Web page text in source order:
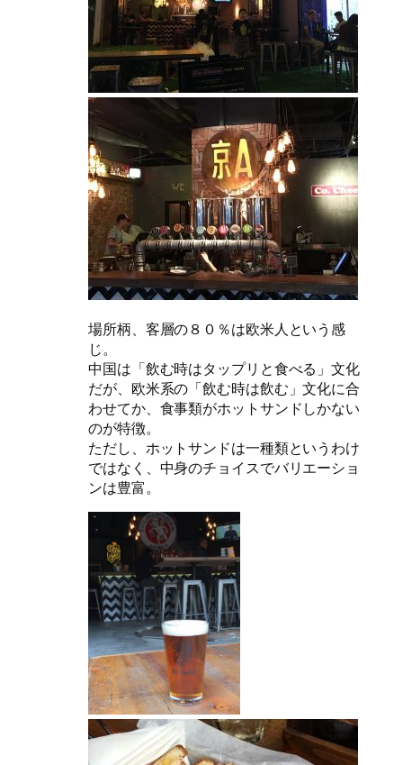
場所柄、客層の８０％は欧米人という感
じ。
中国は「飲む時はタップリと食べる」文化
だが、欧米系の「飲む時は飲む」文化に合
わせてか、食事類がホットサンドしかない
のが特徴。
ただし、ホットサンドは一種類というわけ
ではなく、中身のチョイスでバリエーショ
ンは豊富。